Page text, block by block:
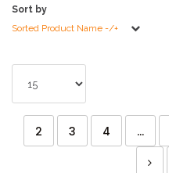
Sort by
Sorted Product Name -/+
2 3 4 ...